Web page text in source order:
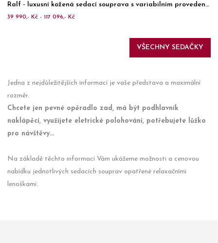
Ralf - luxusní kožená sedací souprava s variabilním provedením
39 990,- Kč - 117 096,- Kč
VŠECHNY SEDAČKY
Jedna z nejdůležitějších informací je vaše představa a maximální
rozměr.
Chcete jen pevné opěradlo zad, má být podhlavník
naklápěcí, využijete eletrické polohování, potřebujete lůžko
pro návštěvy...
Na základě těchto informací Vám ukážeme možnosti a cenovou
nabídku jednotlivých sedacích souprav opatřené relaxačními
lenoškami.